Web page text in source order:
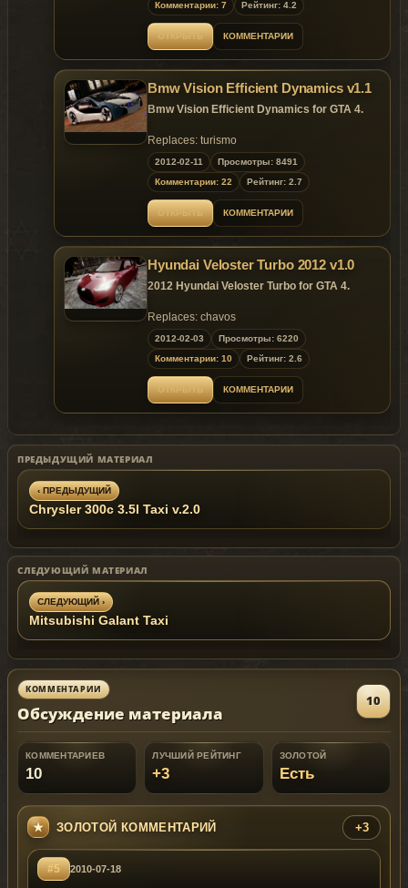
commercial purposes!
> It's prohibited to use model's details/parts
and textures for own purposes!
> It's prohibited to convert the model in other
In the readme file, there's a black-list of sites
file's contents, remove our watermark and
violate our copyright.
If you'd like to upload the mod on your site,
please specify the original authors, websites
and use ONLY the original screenshots.
Комментарии: 7
Рейтинг: 4.2
ОТКРЫТЬ КОММЕНТАРИИ
Bmw Vision Efficient Dynamics v1.1
Bmw Vision Efficient Dynamics for GTA 4.
Replaces: turismo
2012-02-11
Просмотры: 8491
Комментарии: 22
Рейтинг: 2.7
ОТКРЫТЬ КОММЕНТАРИИ
Hyundai Veloster Turbo 2012 v1.0
2012 Hyundai Veloster Turbo for GTA 4.
Replaces: chavos
2012-02-03
Просмотры: 6220
Комментарии: 10
Рейтинг: 2.6
ОТКРЫТЬ КОММЕНТАРИИ
ПРЕДЫДУЩИЙ МАТЕРИАЛ
‹ ПРЕДЫДУЩИЙ
Сhrysler 300c 3.5l Taxi v.2.0
СЛЕДУЮЩИЙ МАТЕРИАЛ
СЛЕДУЮЩИЙ ›
Mitsubishi Galant Taxi
КОММЕНТАРИИ
Обсуждение материала
10
КОММЕНТАРИЕВ
10
ЛУЧШИЙ РЕЙТИНГ
+3
ЗОЛОТОЙ
Есть
ЗОЛОТОЙ КОММЕНТАРИЙ +3
#5 2010-07-18